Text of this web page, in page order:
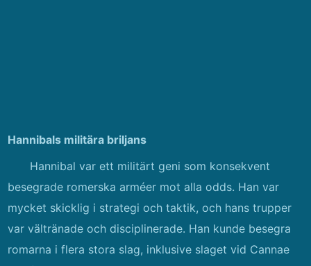
Hannibals militära briljans
Hannibal var ett militärt geni som konsekvent
besegrade romerska arméer mot alla odds. Han var
mycket skicklig i strategi och taktik, och hans trupper
var vältränade och disciplinerade. Han kunde besegra
romarna i flera stora slag, inklusive slaget vid Cannae